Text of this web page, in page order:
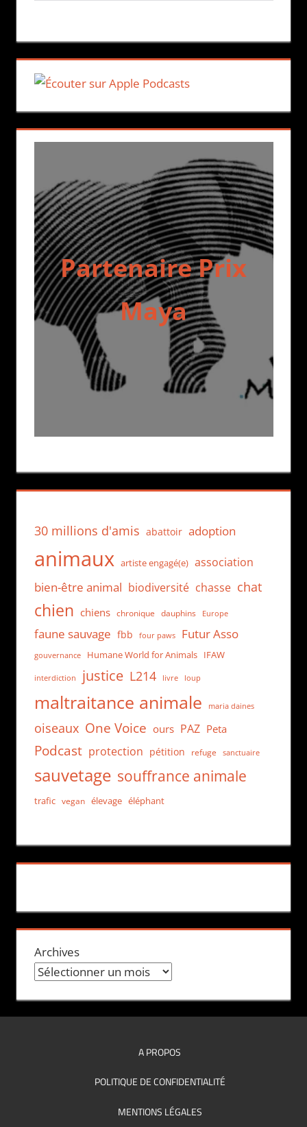
Partenaire Prix
Maya
30 millions d'amis abattoir adoption
animaux artiste engagé(e) association
bien-être animal biodiversité chasse chat
chien chiens chronique dauphins Europe
faune sauvage fbb four paws Futur Asso
gouvernance Humane World for Animals IFAW
interdiction justice L214 livre loup
maltraitance animale maria daines
oiseaux One Voice ours PAZ Peta
Podcast protection pétition refuge sanctuaire
sauvetage souffrance animale
trafic vegan élevage éléphant
Archives
A PROPOS
POLITIQUE DE CONFIDENTIALITÉ
MENTIONS LÉGALES